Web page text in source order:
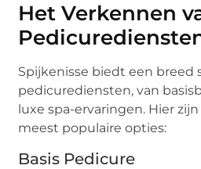
Het Verkennen
Spijkenisse biedt een breed
pedicurediensten, van
luxe spa-ervaringen. Hier
meest populaire opties:
Basis Pedicure